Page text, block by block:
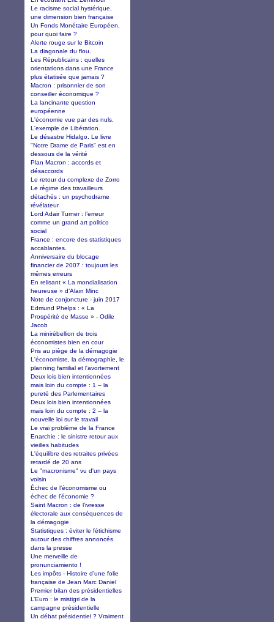
Le racisme social hystérique,
une dimension bien française
Un Fonds Monétaire Européen,
pour quoi faire ?
Alerte rouge sur le Bitcoin
La diagonale du flou.
Les Républicains : quelles
orientations dans une France
plus étatisée que jamais ?
Macron : prisonnier de son
conseiller économique ?
La lancinante question
européenne
L'économie vue par des nuls.
L'exemple de Libération.
Le désastre Hidalgo. Le livre
"Notre Drame de Paris" est en
dessous de la vérité
Plan Macron : accords et
désaccords
Le retour du complexe de Zorro
Le régime des travailleurs
détachés : un psychodrame
révélateur
Lord Adair Turner : l’erreur
comme un grand art politico
social
France : encore des statistiques
accablantes.
Anniversaire du blocage
financier de 2007 : toujours les
mêmes erreurs
En relisant « La mondialisation
heureuse » d’Alain Minc
Note de conjoncture - juin 2017
Edmund Phelps : « La
Prospérité de Masse » - Odile
Jacob
La minirébellion de trois
économistes bien en cour
Pris au piège de la démagogie
L'économiste, la démographie, le
planning familial et l'avortement
Deux lois bien intentionnées
mais loin du compte : 1 – la
pureté des Parlementaires
Deux lois bien intentionnées
mais loin du compte : 2 – la
nouvelle loi sur le travail
Le vrai problème de la France
Enarchie : le sinistre retour aux
vieilles habitudes
L'équilibre des retraites privées
retardé de 20 ans
Le "macronisme" vu d'un pays
voisin
Échec de l’économisme ou
échec de l’économie ?
Saint Macron : de l’ivresse
électorale aux conséquences de
la démagogie
Statistiques : éviter le fétichisme
autour des chiffres annoncés
dans la presse
Une merveille de
pronunciamiento !
Les impôts - Histoire d'une folie
française de Jean Marc Daniel
Premier bilan des présidentielles
L’Euro : le mistigri de la
campagne présidentielle
Un débat présidentiel ? Vraiment